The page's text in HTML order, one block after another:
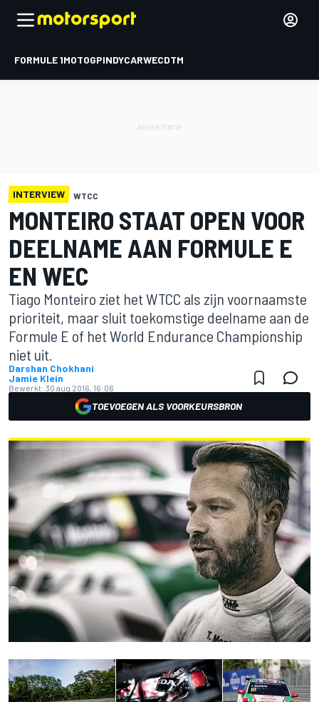
FORMULE 1MOTOGPINDYCARWECDTM
INTERVIEW WTCC
MONTEIRO STAAT OPEN VOOR
DEELNAME AAN FORMULE E
EN WEC
Tiago Monteiro ziet het WTCC als zijn voornaamste
prioriteit, maar sluit toekomstige deelname aan de
Formule E of het World Endurance Championship
niet uit.
Darshan Chokhani
Jamie Klein
Bewerkt: 30 aug 2016, 16:06
TOEVOEGEN ALS VOORKEURSBRON